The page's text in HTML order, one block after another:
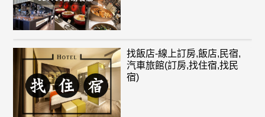
找飯店-線上訂房,飯店,民宿,
汽車旅館(訂房,找住宿,找民
宿)